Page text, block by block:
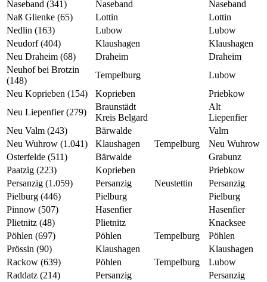
Naseband (341) Naseband
Naseband
Naß Glienke (65)
Lottin
Lottin
Nedlin (163)
Lubow
Lubow
Neudorf (404)
Klaushagen
Klaushagen
Neu Draheim (68)
Draheim
Draheim
Neuhof bei Brotzin
(148)
Tempelburg
Lubow
Neu Koprieben (154)
Koprieben
Priebkow
Neu Liepenfier (279)
Braunstädt
Kreis Belgard
Alt
Liepenfier
Neu Valm (243)
Bärwalde
Valm
Neu Wuhrow (1.041)
Klaushagen Tempelburg
Neu Wuhrow
Osterfelde (511)
Bärwalde
Grabunz
Paatzig (223)
Koprieben
Priebkow
Persanzig (1.059)
Persanzig Neustettin
Persanzig
Pielburg (446)
Pielburg
Pielburg
Pinnow (507)
Hasenfier
Hasenfier
Plietnitz (48)
Plietnitz
Knacksee
Pöhlen (697)
Pöhlen Tempelburg
Pöhlen
Prössin (90)
Klaushagen
Klaushagen
Rackow (639)
Pöhlen Tempelburg
Lubow
Raddatz (214)
Persanzig
Persanzig